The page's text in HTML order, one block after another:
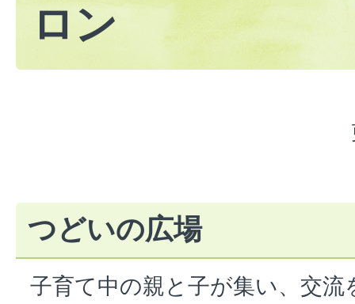
ロン
つどいの広場
子育て中の親と子が集い、交流